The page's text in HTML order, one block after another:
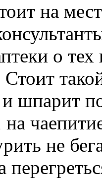
на
о
и шпарит
не